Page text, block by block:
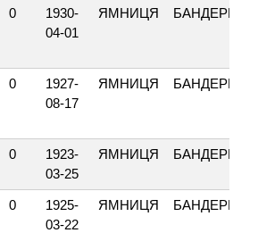
0
1930-
04-01
ЯМНИЦЯ БАНДЕРИ
0
1927-
08-17
ЯМНИЦЯ БАНДЕРИ
0
1923-
03-25
ЯМНИЦЯ БАНДЕРИ
0
1925-
03-22
ЯМНИЦЯ БАНДЕРИ